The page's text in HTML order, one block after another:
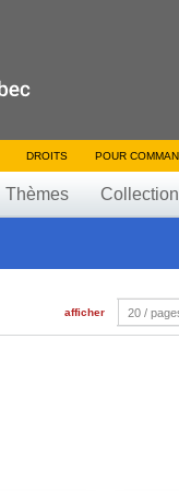
DROITS POUR
Thèmes
afficher 20 /